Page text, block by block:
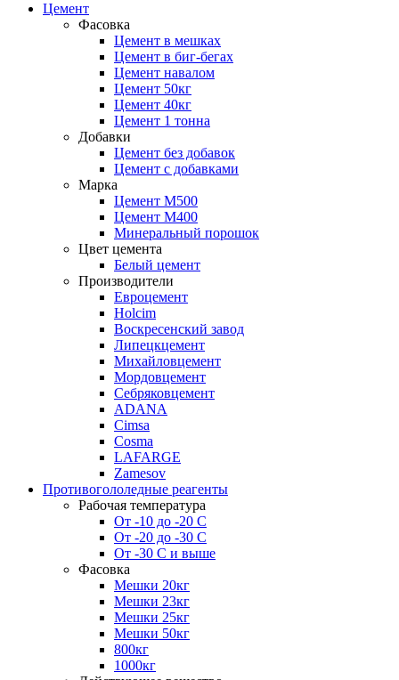
Цемент
Фасовка
Цемент в мешках
Цемент в биг-бегах
Цемент навалом
Цемент 50кг
Цемент 40кг
Цемент 1 тонна
Добавки
Цемент без добавок
Цемент с добавками
Марка
Цемент М500
Цемент М400
Минеральный порошок
Цвет цемента
Белый цемент
Производители
Евроцемент
Holcim
Воскресенский завод
Липецкцемент
Михайловцемент
Мордовцемент
Себряковцемент
ADANA
Cimsa
Cosma
LAFARGE
Zamesov
Противогололедные реагенты
Рабочая температура
От -10 до -20 С
От -20 до -30 С
От -30 С и выше
Фасовка
Мешки 20кг
Мешки 23кг
Мешки 25кг
Мешки 50кг
800кг
1000кг